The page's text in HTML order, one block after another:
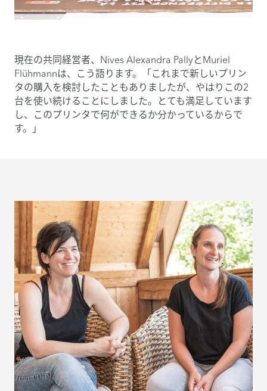
現在の共同経営者、Nives Alexandra PallyとMuriel
Flühmannは、こう語ります。「これまで新しいプリン
タの購入を検討したこともありましたが、やはりこの2
台を使い続けることにしました。とても満足しています
し、このプリンタで何ができるか分かっているからで
す。」